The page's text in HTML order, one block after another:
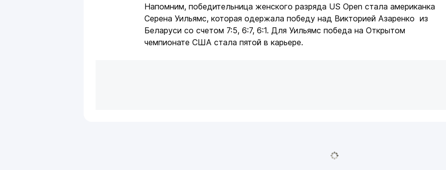
Напомним, победительница женского разряда US Open стала американка
Серена Уильямс, которая одержала победу над Викторией Азаренко из
Беларуси со счетом 7:5, 6:7, 6:1. Для Уильямс победа на Открытом
чемпионате США стала пятой в карьере.